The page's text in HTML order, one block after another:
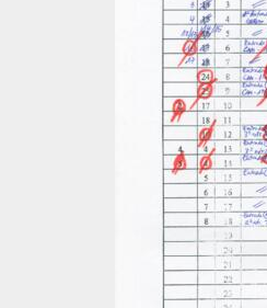
[Documento] Documentos
[Item] Carta de Carmelinda
[Item] Factura da Telecel
[Pasta] Jorge Silva Melo - "Coitado
[Pasta] "O Rapaz do Trompete" -
[Pasta] Filme Rui Simões - Pomar
[Pasta] LP Jean Sommer